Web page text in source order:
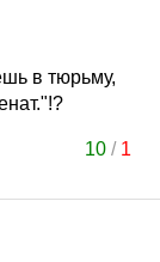
в тюрьму,
10 / 1